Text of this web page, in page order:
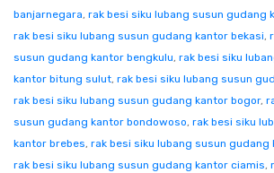
banjarnegara, rak besi siku lubang susun gudang
rak besi siku lubang susun gudang kantor bekasi,
susun gudang kantor bengkulu, rak besi siku
kantor bitung sulut, rak besi siku lubang susun
rak besi siku lubang susun gudang kantor bogor,
susun gudang kantor bondowoso, rak besi siku
kantor brebes, rak besi siku lubang susun
rak besi siku lubang susun gudang kantor ciamis,